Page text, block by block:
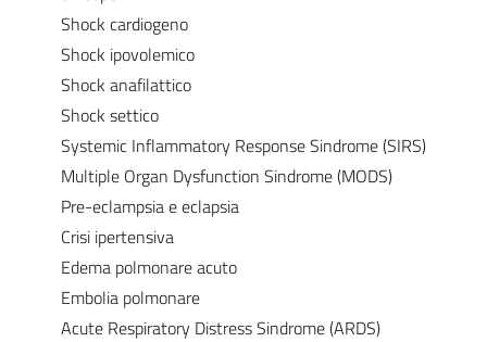
Shock cardiogeno
Shock ipovolemico
Shock anafilattico
Shock settico
Systemic Inflammatory Response Sindrome (SIRS)
Multiple Organ Dysfunction Sindrome (MODS)
Pre-eclampsia e eclapsia
Crisi ipertensiva
Edema polmonare acuto
Embolia polmonare
Acute Respiratory Distress Sindrome (ARDS)